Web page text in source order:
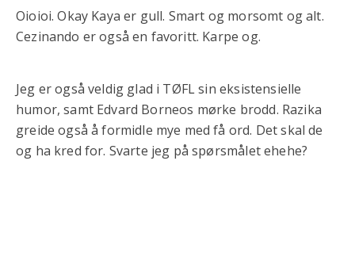
Oioioi. Okay Kaya er gull. Smart og morsomt og alt.
Cezinando er også en favoritt. Karpe og.
Jeg er også veldig glad i TØFL sin eksistensielle
humor, samt Edvard Borneos mørke brodd. Razika
greide også å formidle mye med få ord. Det skal de
og ha kred for. Svarte jeg på spørsmålet ehehe?